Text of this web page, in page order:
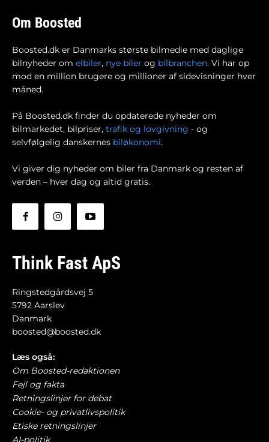
Om Boosted
Boosted.dk er Danmarks største bilmedie med daglige
bilnyheder om elbiler, nye biler og bilbranchen. Vi har op
mod en million brugere og millioner af sidevisninger hver
måned.
På Boosted.dk finder du opdaterede nyheder om
bilmarkedet, bilpriser, trafik og lovgivning - og
selvfølgelig danskernes biløkonomi.
Vi giver dig nyheder om biler fra Danmark og resten af
verden – hver dag og altid gratis.
Think Fast ApS
Ringstedgårdsvej 5
5792 Aarslev
Danmark
boosted@boosted.dk
Læs også:
Om Boosted-redaktionen
Fejl og fakta
Retningslinjer for debat
Cookie- og privatlivspolitik
Etiske retningslinjer
AI-politik